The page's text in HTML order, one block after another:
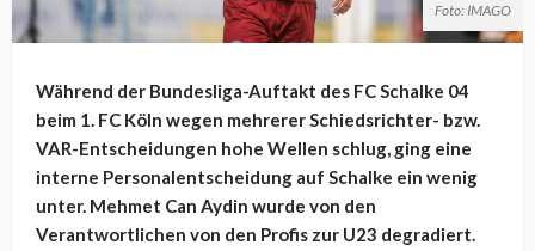
Foto: IMAGO
Während der Bundesliga-Auftakt des FC Schalke 04
beim 1. FC Köln wegen mehrerer Schiedsrichter- bzw.
VAR-Entscheidungen hohe Wellen schlug, ging eine
interne Personalentscheidung auf Schalke ein wenig
unter. Mehmet Can Aydin wurde von den
Verantwortlichen von den Profis zur U23 degradiert.